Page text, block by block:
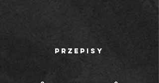
PRZEPISY